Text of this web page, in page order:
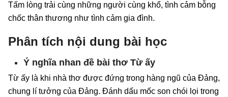
Tấm lòng trải cùng những người cùng khổ, tình cảm bỗng
chốc thân thương như tình cảm gia đình.
Phân tích nội dung bài học
Ý nghĩa nhan đề bài thơ Từ ấy
Từ ấy là khi nhà thơ được đứng trong hàng ngũ của Đảng,
chung lí tưởng của Đảng. Đánh dấu mốc son chói lọi trong